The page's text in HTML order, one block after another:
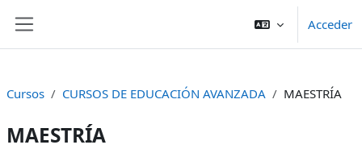
Acceder
Cursos CURSOS DE EDUCACIÓN AVANZADA MAESTRÍA
MAESTRÍA